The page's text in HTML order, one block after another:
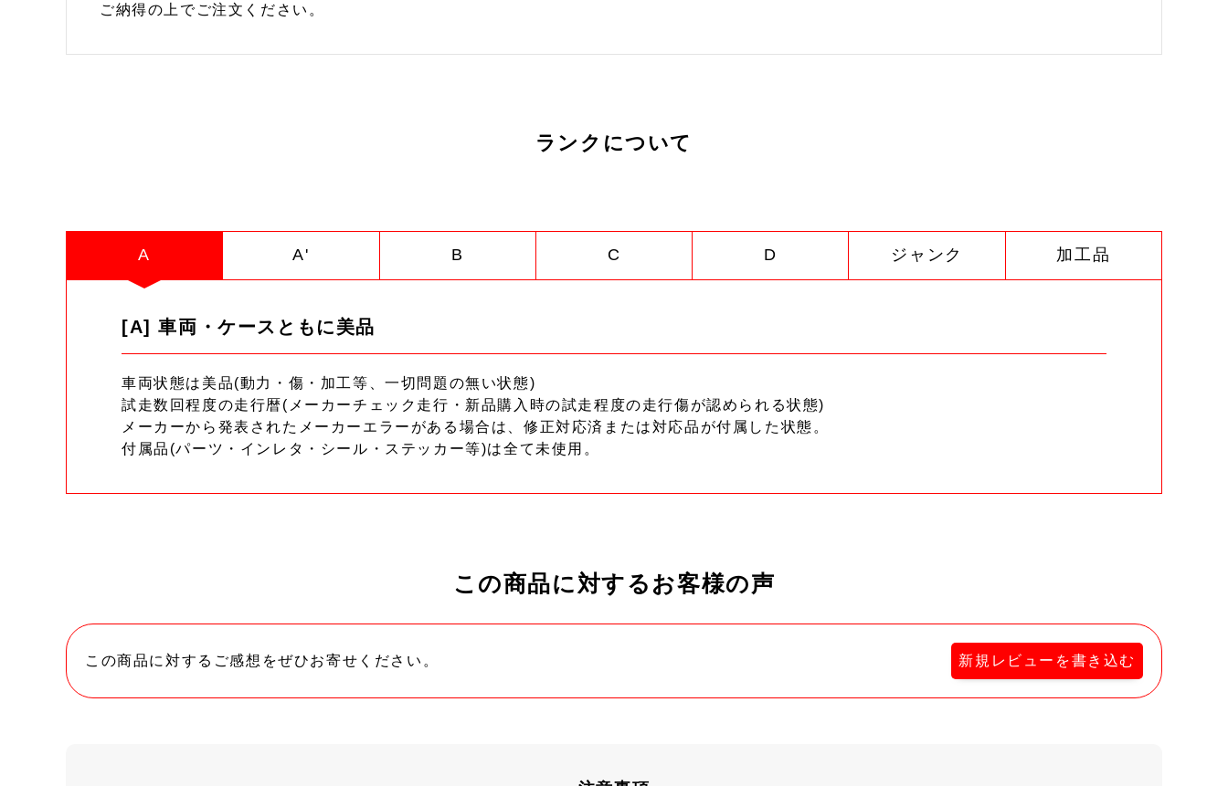
ご納得の上でご注文ください。
ランクについて
A A' B C D ジャンク 加工品
[A] 車両・ケースともに美品
車両状態は美品(動力・傷・加工等、一切問題の無い状態)
試走数回程度の走行暦(メーカーチェック走行・新品購入時の試走程度の走行傷が認められる状態)
メーカーから発表されたメーカーエラーがある場合は、修正対応済または対応品が付属した状態。
付属品(パーツ・インレタ・シール・ステッカー等)は全て未使用。
この商品に対するお客様の声
この商品に対するご感想をぜひお寄せください。 新規レビューを書き込む